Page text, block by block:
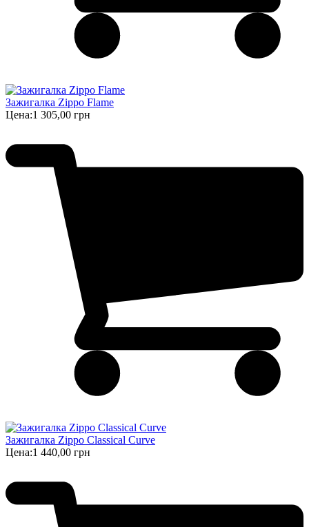
Зажигалка Zippo Flame
Цена:1 305,00 грн
Зажигалка Zippo Classical Curve
Цена:1 440,00 грн